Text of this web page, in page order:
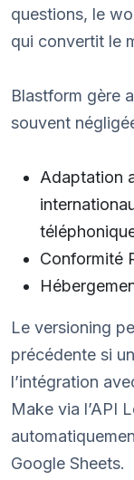
questions, le
qui convertit le
Blastform gère
souvent
Adaptation
Conformité
Le versioning
précédente si
l’intégration
Make via l’API
Google Sheets.